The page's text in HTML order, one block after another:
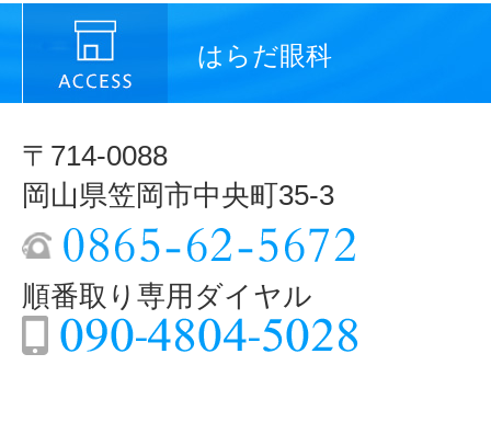
はらだ眼科
〒714-0088
岡山県笠岡市中央町35-3
順番取り専用ダイヤル